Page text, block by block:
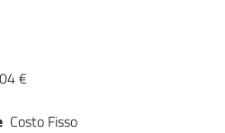
€
Costo Fisso